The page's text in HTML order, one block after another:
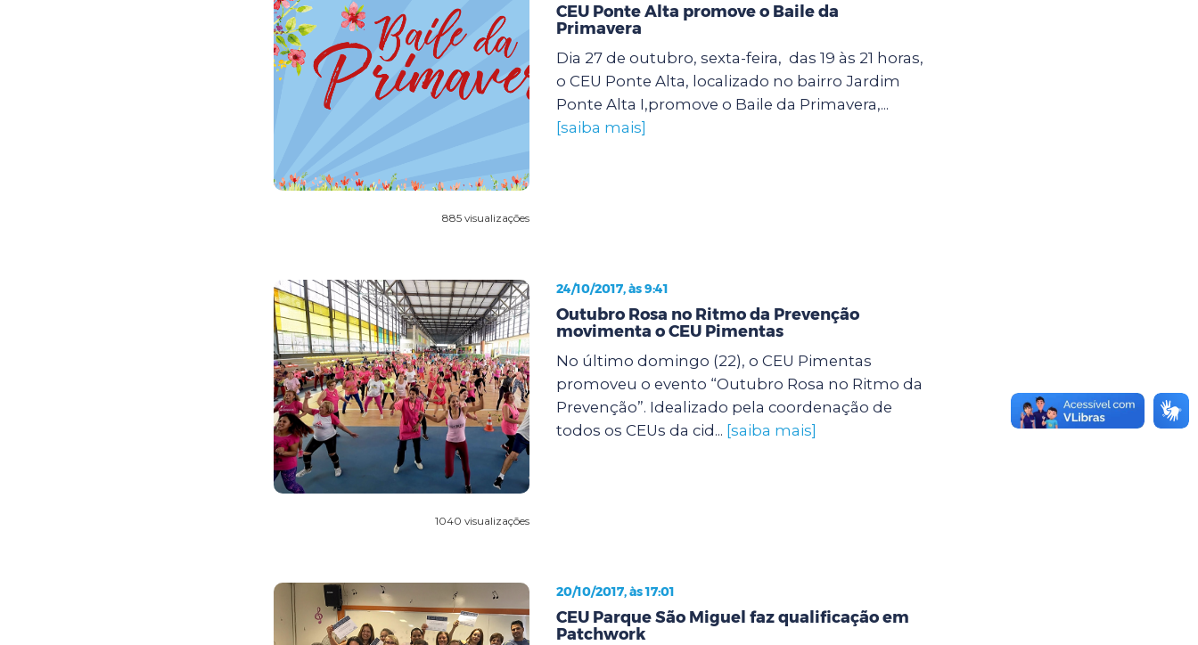
885 visualizações
CEU Ponte Alta promove o Baile da
Primavera
Dia 27 de outubro, sexta-feira, das 19 às 21 horas,
o CEU Ponte Alta, localizado no bairro Jardim
Ponte Alta I,promove o Baile da Primavera,...
[saiba mais]
1040 visualizações
24/10/2017, às 9:41
Outubro Rosa no Ritmo da Prevenção
movimenta o CEU Pimentas
No último domingo (22), o CEU Pimentas
promoveu o evento “Outubro Rosa no Ritmo da
Prevenção”. Idealizado pela coordenação de
todos os CEUs da cid... [saiba mais]
20/10/2017, às 17:01
CEU Parque São Miguel faz qualificação em
Patchwork